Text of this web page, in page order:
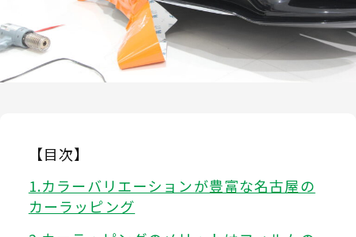
【目次】
カラーバリエーションが豊富な名古屋の
カーラッピング